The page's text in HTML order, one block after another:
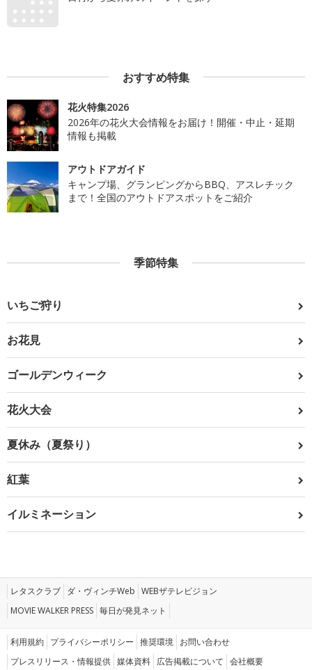
おすすめ特集
花火特集2026
2026年の花火大会情報をお届け！開催・中止・延期
情報も掲載
アウトドアガイド
キャンプ場、グランピングからBBQ、アスレチック
まで！全国のアウトドアスポットをご紹介
季節特集
いちご狩り
お花見
ゴールデンウィーク
花火大会
夏休み（夏祭り）
紅葉
イルミネーション
レタスクラブ ダ・ヴィンチWeb WEBザテレビジョン
MOVIE WALKER PRESS 毎日が発見ネット
利用規約 プライバシーポリシー 推奨環境 お問い合わせ
プレスリリース・情報提供 媒体資料 広告掲載について 会社概要